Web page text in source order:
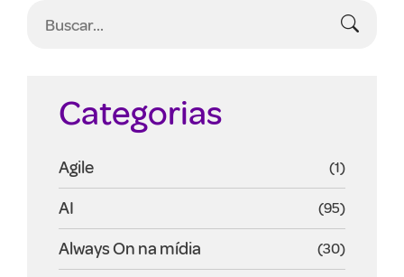
Categorias
Agile (1)
AI (95)
Always On na mídia (30)